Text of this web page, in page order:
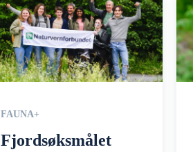
FAUNA+
Fjordsøksmålet